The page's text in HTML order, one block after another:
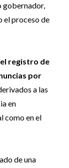
gobernador,
el proceso de
el registro de
por
a las
en
como en el
de una